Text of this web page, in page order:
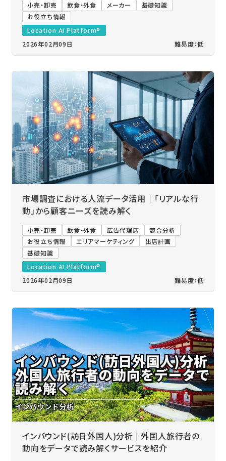
小売・卸売 飲食・外食 メーカー
基礎知識
お役立ち情報
Location AI Platform®
2026年02月09日
難易度：低
市場調査における人流データ活用｜「リアルな行
動」から顧客ニーズを読み解く
小売・卸売 飲食・外食 広告代理店
競合分析
お役立ち情報
エリアマーケティング
出店計画
基礎知識
Location AI Platform®
2026年02月09日
難易度：低
インバウンド(訪日外国人)分析 | 外国人旅行者の
動向をデータで読み解くサービスを紹介